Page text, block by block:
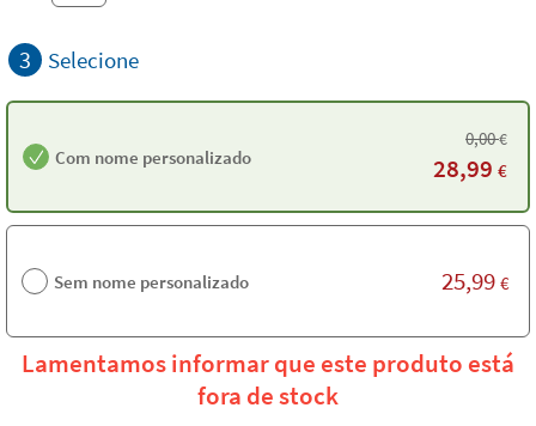
3 Selecione
Com nome personalizado
0,00€
28,99 €
Sem nome personalizado 25,99 €
Lamentamos informar que este produto está
fora de stock